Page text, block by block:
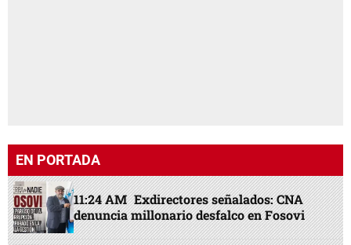
EN PORTADA
11:24 AM Exdirectores señalados: CNA
denuncia millonario desfalco en Fosovi